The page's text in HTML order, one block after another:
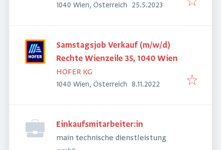
1040 Wien, Österreich Veröffentlicht
25.5.2023
Samstagsjob Verkauf (m/w/d)
Rechte Wienzeile 35, 1040 Wien
HOFER KG
1040 Wien, Österreich Veröffentlicht
8.11.2022
Einkaufsmitarbeiter:in
main technische dienstleistung